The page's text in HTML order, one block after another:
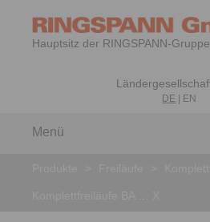
Hauptsitz der RINGSPANN-Gruppe
DE EN
Menü